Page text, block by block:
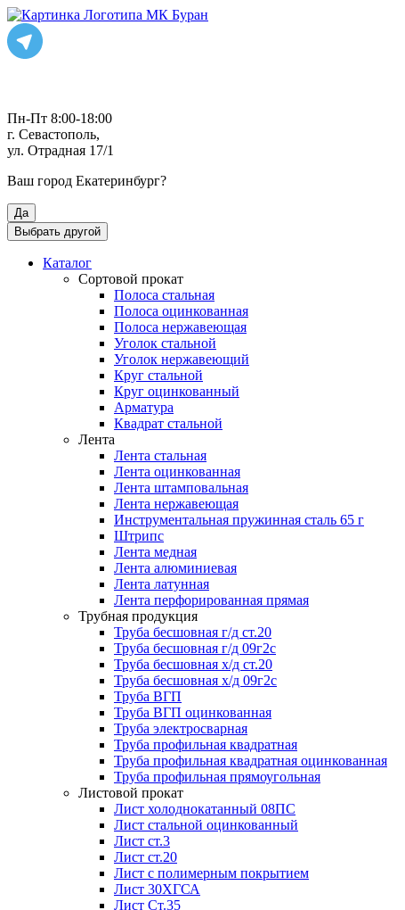
Пн-Пт 8:00-18:00
г. Севастополь,
ул. Отрадная 17/1
Ваш город Екатеринбург?
Да
Выбрать другой
Каталог
Сортовой прокат
Полоса стальная
Полоса оцинкованная
Полоса нержавеющая
Уголок стальной
Уголок нержавеющий
Круг стальной
Круг оцинкованный
Арматура
Квадрат стальной
Лента
Лента стальная
Лента оцинкованная
Лента штамповальная
Лента нержавеющая
Инструментальная пружинная сталь 65 г
Штрипс
Лента медная
Лента алюминиевая
Лента латунная
Лента перфорированная прямая
Трубная продукция
Труба бесшовная г/д ст.20
Труба бесшовная г/д 09г2с
Труба бесшовная х/д ст.20
Труба бесшовная х/д 09г2с
Труба ВГП
Труба ВГП оцинкованная
Труба электросварная
Труба профильная квадратная
Труба профильная квадратная оцинкованная
Труба профильная прямоугольная
Листовой прокат
Лист холоднокатанный 08ПС
Лист стальной оцинкованный
Лист ст.3
Лист ст.20
Лист с полимерным покрытием
Лист 30ХГСА
Лист Ст.35